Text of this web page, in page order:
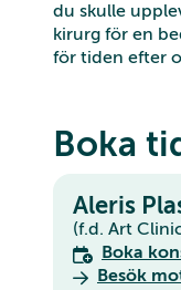
du skulle
kirurg för en
för tiden efter
Boka
Aleris
(f.d. Art
Boka
Besök